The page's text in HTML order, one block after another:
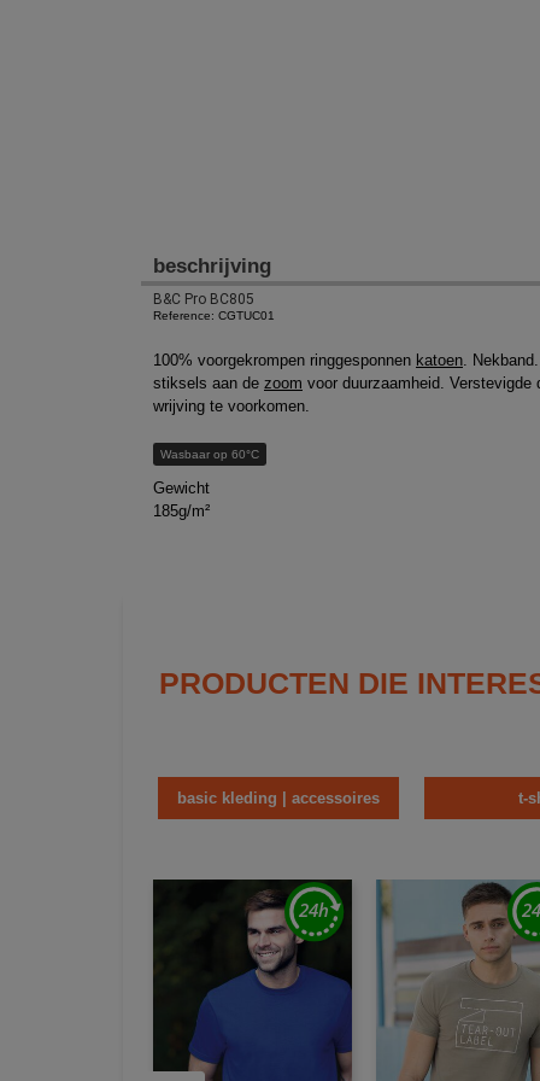
beschrijving
B&C Pro BC805
Reference: CGTUC01
100% voorgekrompen ringgesponnen katoen.
stiksels aan de zoom voor duurzaamheid.
wrijving te voorkomen.
Wasbaar op 60°C
Gewicht
185g/m²
PRODUCTEN DIE
basic kleding | accessoires t-